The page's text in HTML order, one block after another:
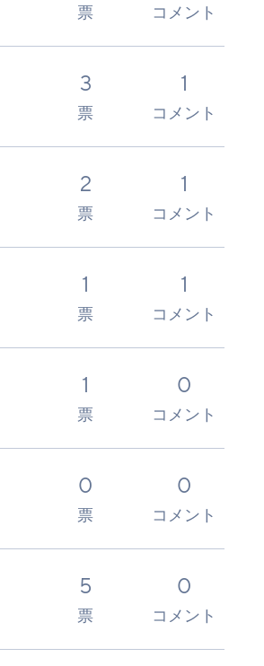
票 コメント
3
票
1
コメント
2
票
1
コメント
1
票
1
コメント
1
票
0
コメント
0
票
0
コメント
5
票
0
コメント